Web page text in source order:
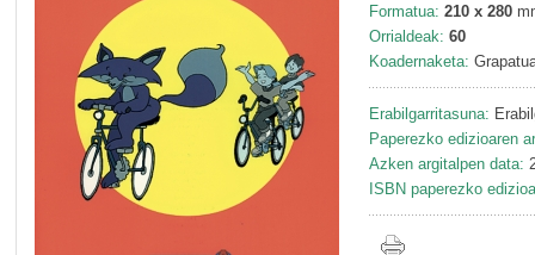
Formatua: 210 x 280
Orrialdeak: 60
Koadernaketa:
Erabilgarritasuna:
Paperezko edizioaren
Azken argitalpen data:
ISBN paperezko